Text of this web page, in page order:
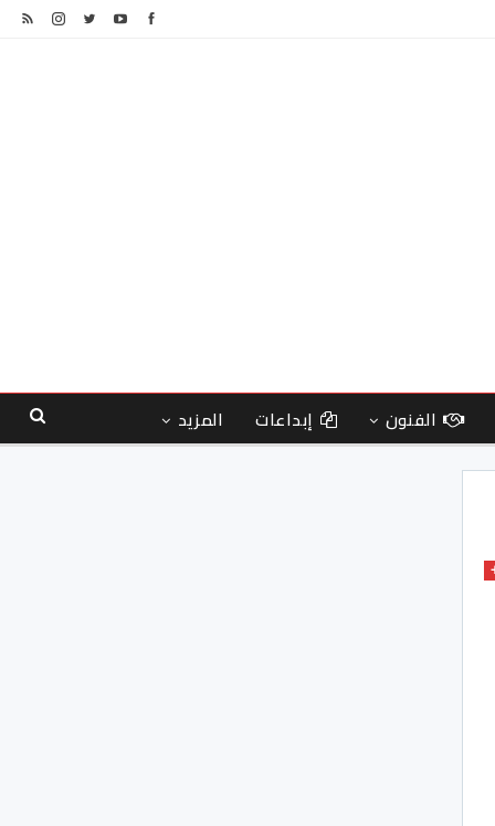
الفنون إبداعات المزيد